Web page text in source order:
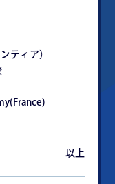
ティア）
以上